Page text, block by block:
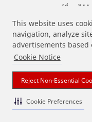
This website uses
navigation, analyze
advertisements based
Cookie Notice
Reject Non-Essential
Cookie Preferences
แบรนด์ที่ระบุไว้